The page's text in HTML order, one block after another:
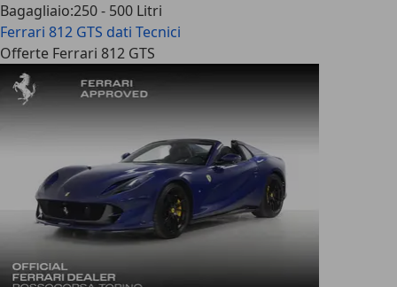
Bagagliaio:250 - 500 Litri
Ferrari 812 GTS dati Tecnici
Offerte Ferrari 812 GTS